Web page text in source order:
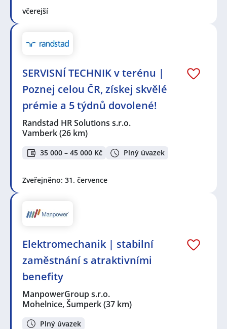
včerejší
SERVISNÍ TECHNIK v terénu |
Poznej celou ČR, získej skvělé
prémie a 5 týdnů dovolené!
Randstad HR Solutions s.r.o.
Vamberk(26 km)
35 000 – 45 000 Kč Plný úvazek
Zveřejněno: 31. července
Elektromechanik | stabilní
zaměstnání s atraktivními
benefity
ManpowerGroup s.r.o.
Mohelnice, Šumperk(37 km)
Plný úvazek